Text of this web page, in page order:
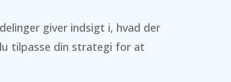
giver indsigt i, hvad der
tilpasse din strategi for at